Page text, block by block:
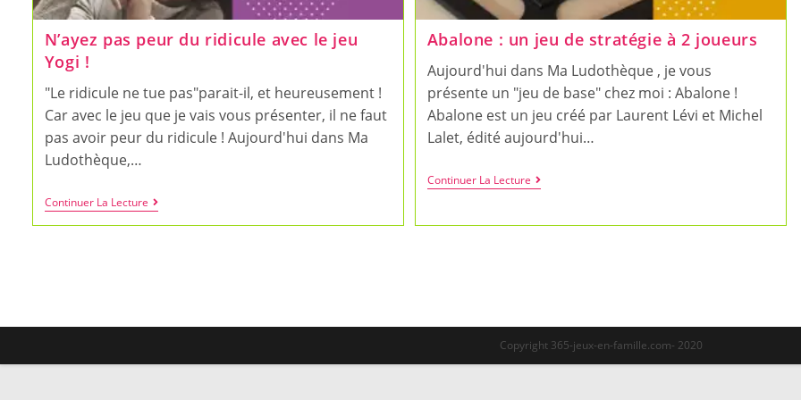
N’ayez pas peur du ridicule avec le jeu
Yogi !
"Le ridicule ne tue pas"parait-il, et heureusement !
Car avec le jeu que je vais vous présenter, il ne faut
pas avoir peur du ridicule ! Aujourd'hui dans Ma
Ludothèque,…
Continuer La LectureN’ayez
Pas
Peur
!
Abalone : un jeu de stratégie à 2 joueurs
Aujourd'hui dans Ma Ludothèque , je vous
présente un "jeu de base" chez moi : Abalone !
Abalone est un jeu créé par Laurent Lévi et Michel
Lalet, édité aujourd'hui…
Continuer La LectureAbalone
:
Jeu
Copyright 365-jeux-en-famille.com- 2020